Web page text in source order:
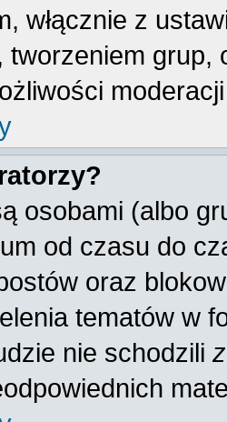
włącznie z
tworzeniem grup,
osobami (albo
od czasu do
oraz
tematów w
nie schodzili